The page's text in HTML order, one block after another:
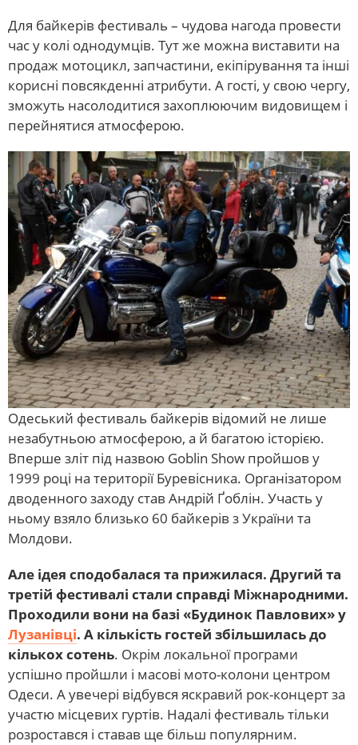
Для байкерів фестиваль – чудова нагода провести
час у колі однодумців. Тут же можна виставити на
продаж мотоцикл, запчастини, екіпірування та інші
корисні повсякденні атрибути. А гості, у свою чергу,
зможуть насолодитися захоплюючим видовищем і
перейнятися атмосферою.
Одеський фестиваль байкерів відомий не лише
незабутньою атмосферою, а й багатою історією.
Вперше зліт під назвою Goblin Show пройшов у
1999 році на території Буревісника. Організатором
дводенного заходу став Андрій Ґоблін. Участь у
ньому взяло близько 60 байкерів з України та
Молдови.
Але ідея сподобалася та прижилася. Другий та
третій фестивалі стали справді Міжнародними.
Проходили вони на базі «Будинок Павлових» у
Лузанівці. А кількість гостей збільшилась до
кількох сотень. Окрім локальної програми
успішно пройшли і масові мото-колони центром
Одеси. А увечері відбувся яскравий рок-концерт за
участю місцевих гуртів. Надалі фестиваль тільки
розростався і ставав ще більш популярним.